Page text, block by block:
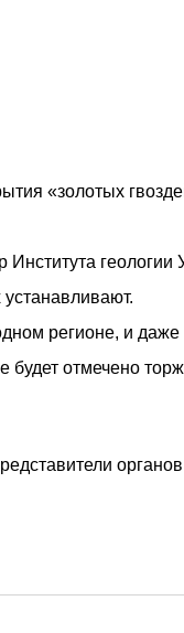
«золотых
Института
регионе, и
будет отмечено
органов